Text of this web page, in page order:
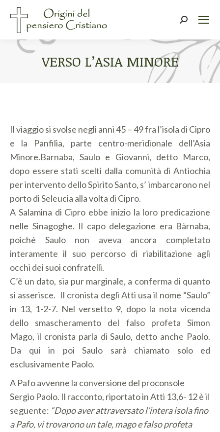
Cerca:
VERSO L’ASIA MINORE
Il viaggio si svolse negli anni 45 – 49 fra l’isola di Cipro
e la Panfilia, parte centro-meridionale dell’Asia
Minore.Barnaba, Saulo e Giovanni, detto Marco,
dopo essere stati scelti dalla comunità di Antiochia
per intervento dello Spirito Santo, s’ imbarcarono nel
porto di Seleucia alla volta di Cipro.
A Salamina di Cipro ebbe inizio la loro predicazione
nelle Sinagoghe. Il capo delegazione era Bàrnaba,
poiché Saulo non aveva ancora completato
interamente il suo percorso di riabilitazione agli
occhi dei suoi confratelli.
C’è un dato, sia pur marginale, a conferma di quanto
si asserisce. Il cronista degli Atti usa il nome “Saulo”
in 13, 1-2-7. Nel versetto 9, dopo la nota vicenda
dello smascheramento del falso profeta Simon
Mago, il cronista parla di Saulo, detto anche Paolo.
Da qui in poi Saulo sarà chiamato solo ed
esclusivamente Paolo.
A Pafo avvenne la conversione del proconsole
Sergio Paolo. Il racconto, riportato in Atti 13,6- 12 è il
seguente: “Dopo aver attraversato l’intera isola fino
a Pafo, vi trovarono un tale, mago e falso profeta